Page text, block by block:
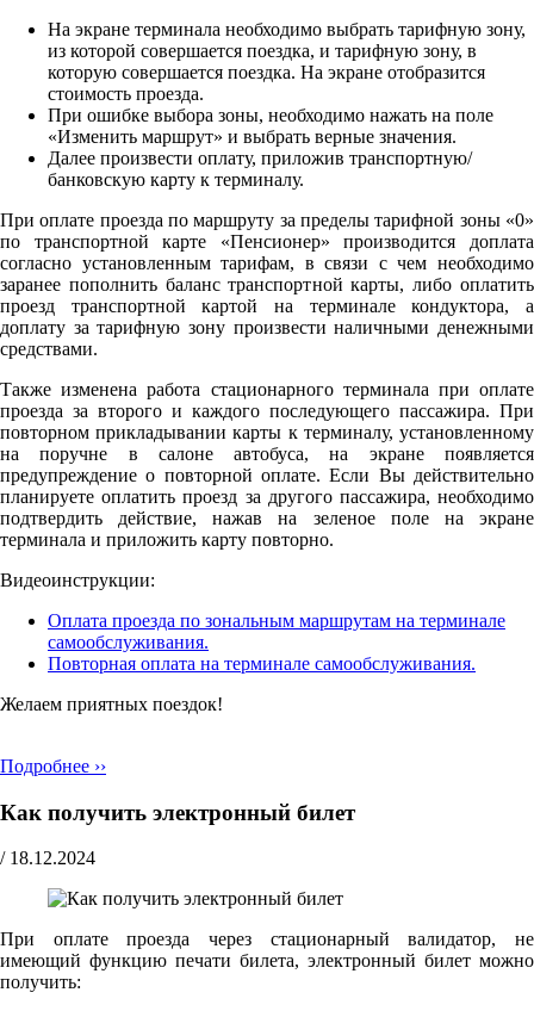
На экране терминала необходимо выбрать тарифную зону,
из которой совершается поездка, и тарифную зону, в
которую совершается поездка. На экране отобразится
стоимость проезда.
При ошибке выбора зоны, необходимо нажать на поле
«Изменить маршрут» и выбрать верные значения.
Далее произвести оплату, приложив транспортную/
банковскую карту к терминалу.
При оплате проезда по маршруту за пределы тарифной зоны «0»
по транспортной карте «Пенсионер» производится доплата
согласно установленным тарифам, в связи с чем необходимо
заранее пополнить баланс транспортной карты, либо оплатить
проезд транспортной картой на терминале кондуктора, а
доплату за тарифную зону произвести наличными денежными
средствами.
Также изменена работа стационарного терминала при оплате
проезда за второго и каждого последующего пассажира. При
повторном прикладывании карты к терминалу, установленному
на поручне в салоне автобуса, на экране появляется
предупреждение о повторной оплате. Если Вы действительно
планируете оплатить проезд за другого пассажира, необходимо
подтвердить действие, нажав на зеленое поле на экране
терминала и приложить карту повторно.
Видеоинструкции:
Оплата проезда по зональным маршрутам на терминале
самообслуживания.
Повторная оплата на терминале самообслуживания.
Желаем приятных поездок!
Подробнее ››
Как получить электронный билет
/ 18.12.2024
При оплате проезда через стационарный валидатор, не
имеющий функцию печати билета, электронный билет можно
получить: